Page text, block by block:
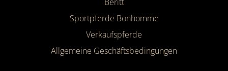
Sportpferde Bonhomme
Verkaufspferde
Allgemeine Geschäfts­bedingungen